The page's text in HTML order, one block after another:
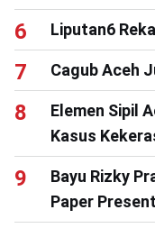
Liputan6
Cagub Aceh
Elemen Sipil
Kasus
Bayu Rizky
Paper